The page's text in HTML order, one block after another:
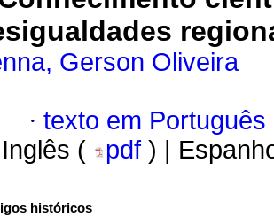
Gerson Oliveira
· texto em Português
(
pdf ) |
históricos